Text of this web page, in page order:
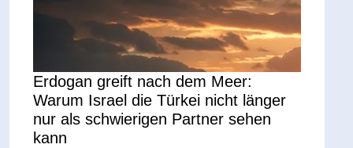
Erdogan greift nach dem Meer:
Warum Israel die Türkei nicht länger
nur als schwierigen Partner sehen
kann